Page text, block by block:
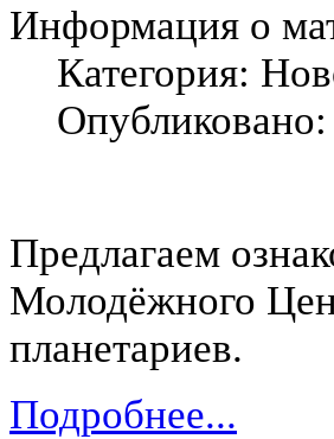
Информация о
Категория:
Предлагаем
Молодёжного
планетариев.
Подробнее...